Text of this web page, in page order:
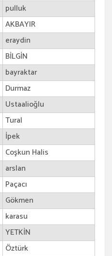
pulluk
AKBAYIR
eraydin
BİLGİN
bayraktar
Durmaz
Ustaalioğlu
Tural
İpek
Coşkun Halis
arslan
Paçacı
Gökmen
karasu
YETKİN
Öztürk